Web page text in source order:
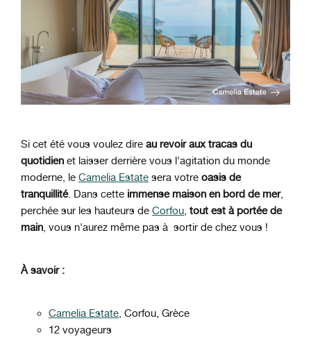
Si cet été vous voulez dire au revoir aux tracas du
quotidien et laisser derrière vous l'agitation du monde
moderne, le Camelia Estate sera votre oasis de
tranquillité. Dans cette immense maison en bord de mer,
perchée sur les hauteurs de Corfou, tout est à portée de
main, vous n'aurez même pas à sortir de chez vous !
À savoir :
Camelia Estate, Corfou, Grèce
12 voyageurs